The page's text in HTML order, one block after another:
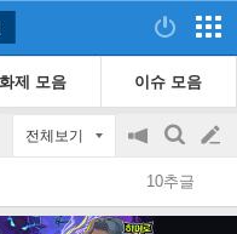
화제 모음 이슈 모음
전체보기
공
지
on/off
검
색
글
쓰
10추글